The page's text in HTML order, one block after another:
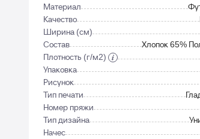
Материал
Качество
Ширина (см)
Состав
Хлопок 65%
Плотность (г/м2)
Упаковка
Рисунок
Тип печати
Номер пряжи
Тип дизайна
Начес